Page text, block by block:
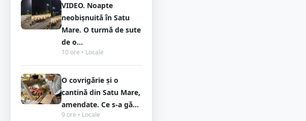
VIDEO. Noapte
neobișnuită în Satu
Mare. O turmă de sute
de o...
10 ore • Locale
O covrigărie și o
cantină din Satu Mare,
amendate. Ce s-a gă...
9 ore • Locale